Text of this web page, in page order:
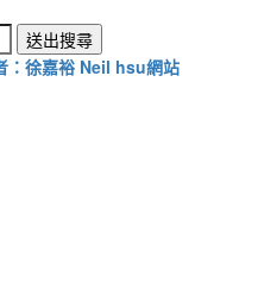
送出搜尋
徐嘉裕 Neil hsu網站